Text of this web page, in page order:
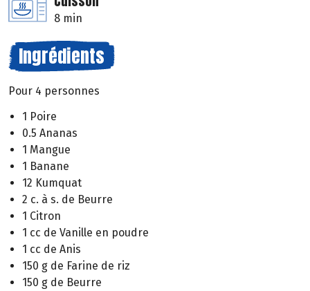
8 min
Ingrédients
Pour 4 personnes
1 Poire
0.5 Ananas
1 Mangue
1 Banane
12 Kumquat
2 c. à s. de Beurre
1 Citron
1 cc de Vanille en poudre
1 cc de Anis
150 g de Farine de riz
150 g de Beurre